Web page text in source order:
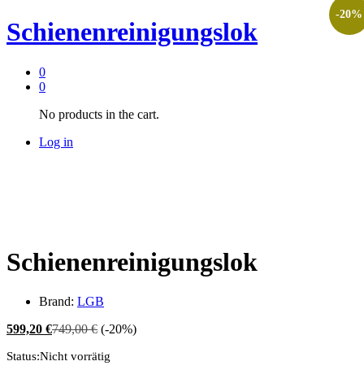
Schienenreinigungslok
0
0
No products in the cart.
Log in
Schienenreinigungslok
Brand: LGB
599,20 €749,00€ (-20%)
Status:Nicht vorrätig
-20%